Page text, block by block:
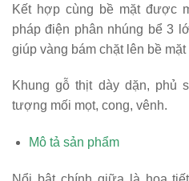
pháp điện phân nhúng bể 3
giúp vàng bám chặt lên bề mặt
tượng mối mọt, cong, vênh.